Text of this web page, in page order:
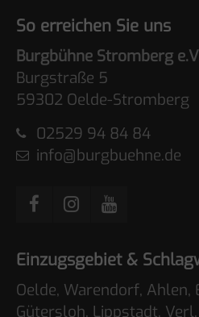
So erreichen Sie uns
Burgbühne Stromberg
Burgstraße 5
59302 Oelde-Stromberg
02529 94 84 84
info@burgbuehne.de
Einzugsgebiet &
Oelde, Warendorf, Ahlen,
Gütersloh, Lippstadt,